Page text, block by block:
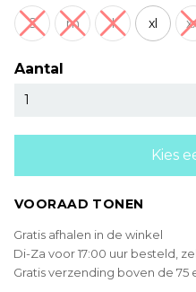
S m l xl
Aantal
Kies
VOORAAD TONEN
Gratis afhalen in de winkel
Di-Za voor 17:00 uur besteld,
Gratis verzending boven de 75